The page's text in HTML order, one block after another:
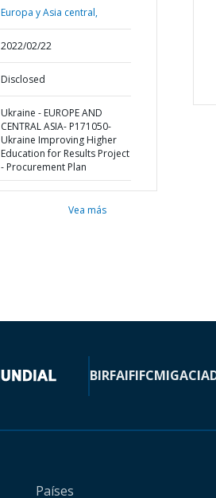
Europa y Asia central,
2022/02/22
Disclosed
Ukraine - EUROPE AND
CENTRAL ASIA- P171050-
Ukraine Improving Higher
Education for Results Project
- Procurement Plan
Vea más
BIRFAIFIFCMIGA
Países